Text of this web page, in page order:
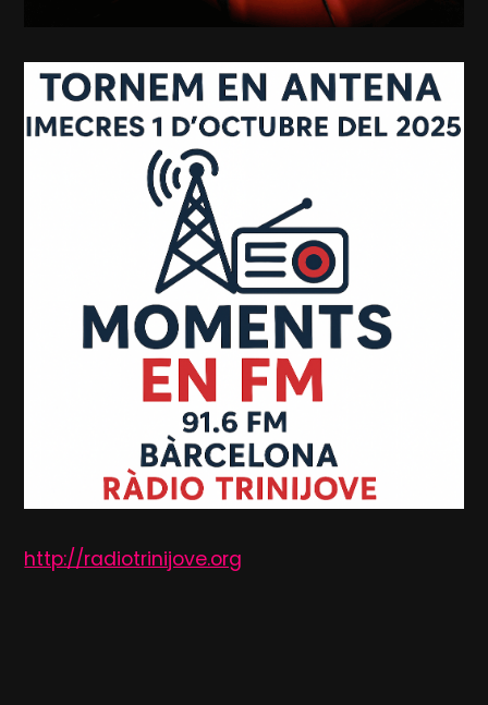
http://radiotrinijove.org